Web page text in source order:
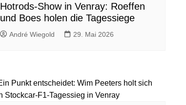
Hotrods-Show in Venray: Roeffen
und Boes holen die Tagessiege
André Wiegold 29. Mai 2026